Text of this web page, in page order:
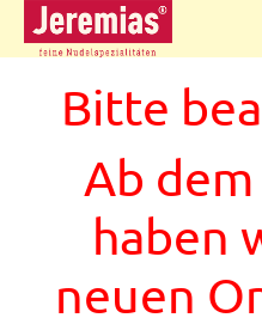
Bitte
Ab
haben
neuen